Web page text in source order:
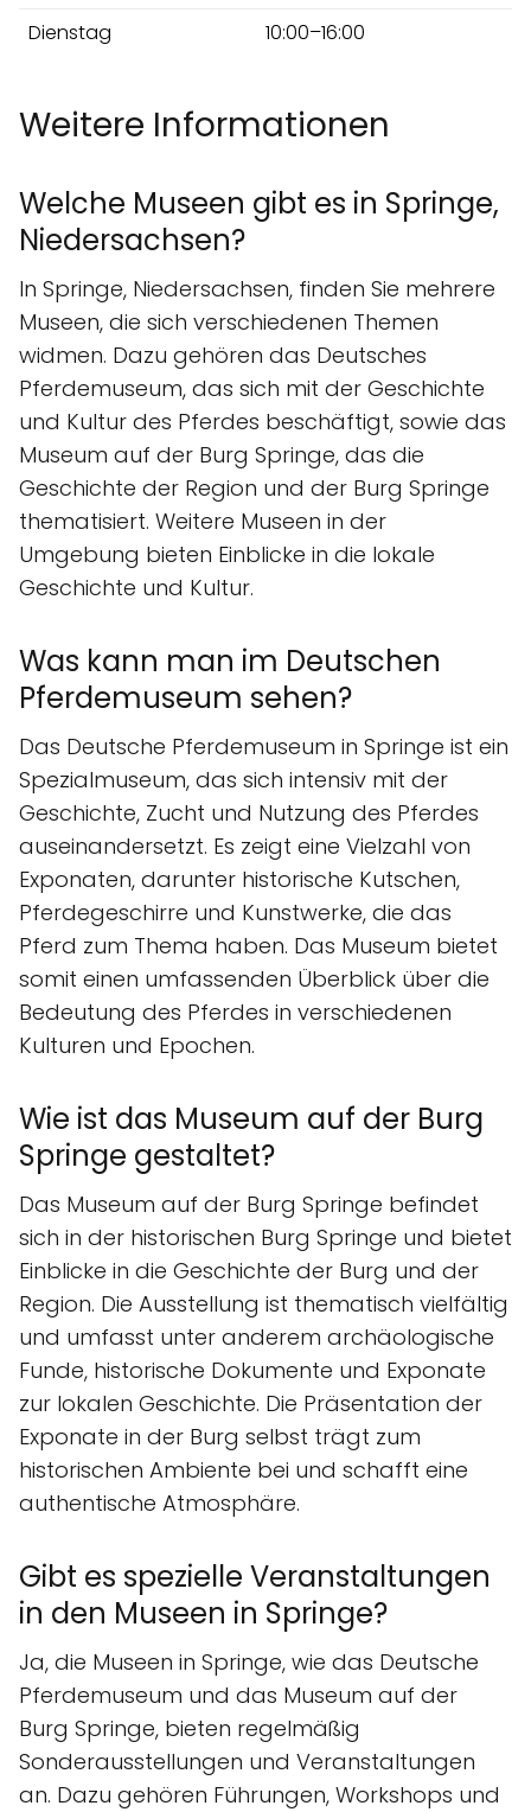
Dienstag
10:00–16:00
Weitere Informationen
Welche Museen gibt es in Springe,
Niedersachsen?
In Springe, Niedersachsen, finden Sie mehrere
Museen, die sich verschiedenen Themen
widmen. Dazu gehören das Deutsches
Pferdemuseum, das sich mit der Geschichte
und Kultur des Pferdes beschäftigt, sowie das
Museum auf der Burg Springe, das die
Geschichte der Region und der Burg Springe
thematisiert. Weitere Museen in der
Umgebung bieten Einblicke in die lokale
Geschichte und Kultur.
Was kann man im Deutschen
Pferdemuseum sehen?
Das Deutsche Pferdemuseum in Springe ist ein
Spezialmuseum, das sich intensiv mit der
Geschichte, Zucht und Nutzung des Pferdes
auseinandersetzt. Es zeigt eine Vielzahl von
Exponaten, darunter historische Kutschen,
Pferdegeschirre und Kunstwerke, die das
Pferd zum Thema haben. Das Museum bietet
somit einen umfassenden Überblick über die
Bedeutung des Pferdes in verschiedenen
Kulturen und Epochen.
Wie ist das Museum auf der Burg
Springe gestaltet?
Das Museum auf der Burg Springe befindet
sich in der historischen Burg Springe und bietet
Einblicke in die Geschichte der Burg und der
Region. Die Ausstellung ist thematisch vielfältig
und umfasst unter anderem archäologische
Funde, historische Dokumente und Exponate
zur lokalen Geschichte. Die Präsentation der
Exponate in der Burg selbst trägt zum
historischen Ambiente bei und schafft eine
authentische Atmosphäre.
Gibt es spezielle Veranstaltungen
in den Museen in Springe?
Ja, die Museen in Springe, wie das Deutsche
Pferdemuseum und das Museum auf der
Burg Springe, bieten regelmäßig
Sonderausstellungen und Veranstaltungen
an. Dazu gehören Führungen, Workshops und